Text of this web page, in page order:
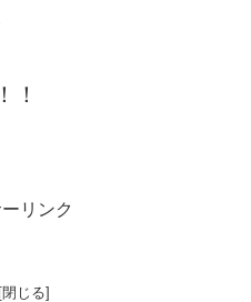
！
リンク